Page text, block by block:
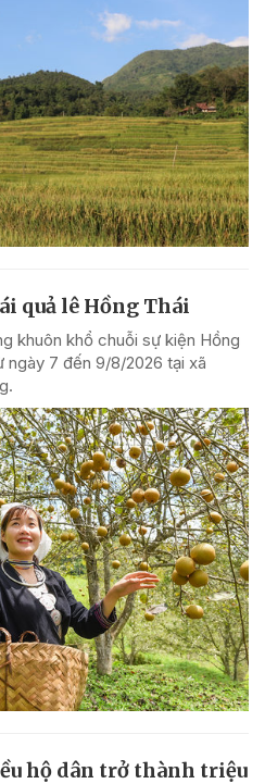
quả lê Hồng Thái
khuôn khổ chuỗi sự kiện Hồng
ngày 7 đến 9/8/2026 tại xã
hộ dân trở thành triệu